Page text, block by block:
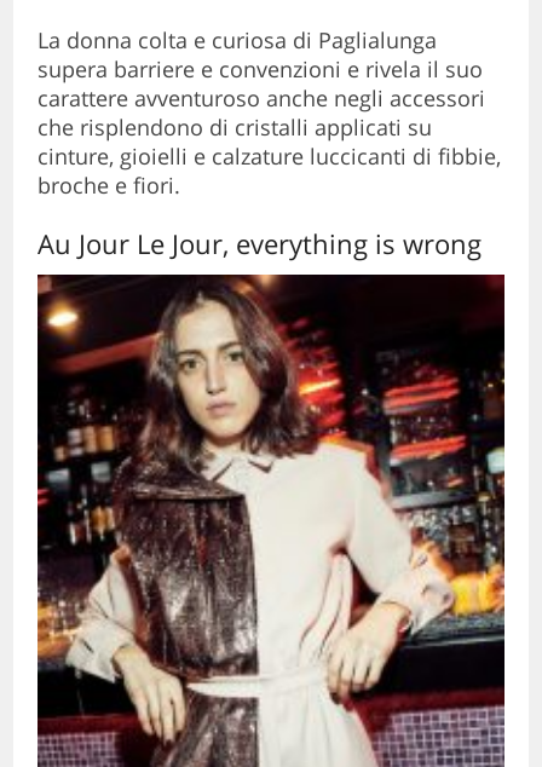
La donna colta e curiosa di Paglialunga
supera barriere e convenzioni e rivela il suo
carattere avventuroso anche negli accessori
che risplendono di cristalli applicati su
cinture, gioielli e calzature luccicanti di fibbie,
broche e fiori.
Au Jour Le Jour, everything is wrong